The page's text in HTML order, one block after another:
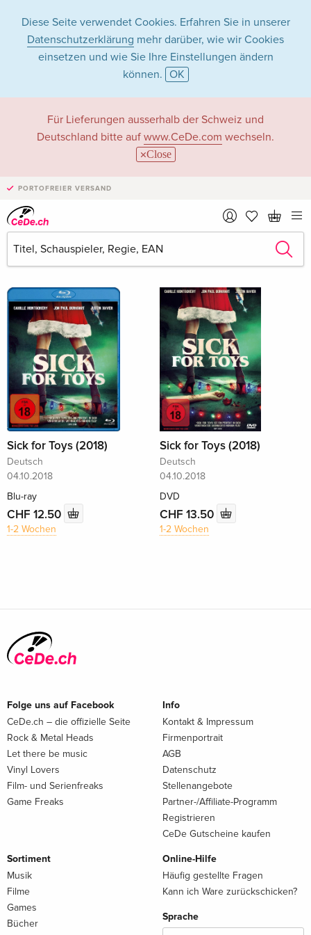
Diese Seite verwendet Cookies. Erfahren Sie in unserer
Datenschutzerklärung mehr darüber, wie wir Cookies
einsetzen und wie Sie Ihre Einstellungen ändern
können. OK
Für Lieferungen ausserhalb der Schweiz und
Deutschland bitte auf www.CeDe.com wechseln.
Close
PORTOFREIER VERSAND
David Gunning in
Filme - Alle Formate
David Gunning als Schauspieler/in
Alle 3 Treffer anzeigen
Sick for Toys (2018)
Deutsch
04.10.2018
Blu-ray
CHF 12.50
1-2 Wochen
Sick for Toys (2018)
Deutsch
04.10.2018
DVD
CHF 13.50
1-2 Wochen
Folge uns auf Facebook
CeDe.ch – die offizielle Seite
Rock & Metal Heads
Let there be music
Vinyl Lovers
Film- und Serienfreaks
Game Freaks
Info
Kontakt & Impressum
Firmenportrait
AGB
Datenschutz
Stellenangebote
Partner-/Affiliate-Programm
Registrieren
CeDe Gutscheine kaufen
Sortiment
Musik
Filme
Games
Bücher
Online-Hilfe
Häufig gestellte Fragen
Kann ich Ware zurückschicken?
Sprache